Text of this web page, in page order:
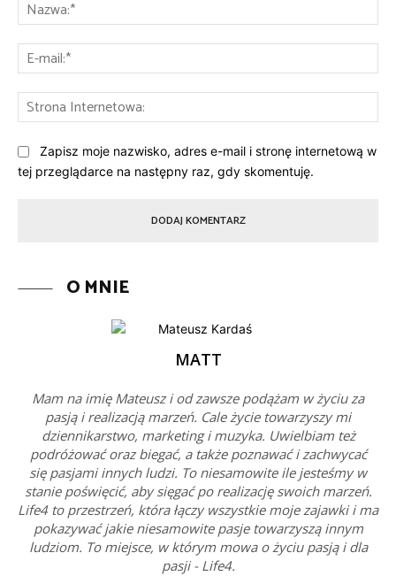
Zapisz moje nazwisko, adres e-mail i stronę internetową w
tej przeglądarce na następny raz, gdy skomentuję.
O MNIE
MATT
Mam na imię Mateusz i od zawsze podążam w życiu za
pasją i realizacją marzeń. Cale życie towarzyszy mi
dziennikarstwo, marketing i muzyka. Uwielbiam też
podróżować oraz biegać, a także poznawać i zachwycać
się pasjami innych ludzi. To niesamowite ile jesteśmy w
stanie poświęcić, aby sięgać po realizację swoich marzeń.
Life4 to przestrzeń, która łączy wszystkie moje zajawki i ma
pokazywać jakie niesamowite pasje towarzyszą innym
ludziom. To miejsce, w którym mowa o życiu pasją i dla
pasji - Life4.